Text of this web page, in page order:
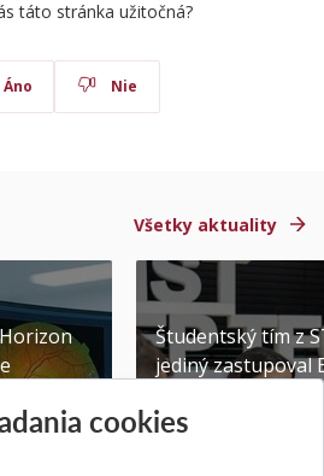
táto stránka užitočná?
Áno Nie
Všetky aktuality
Študentský tím z
jediný zastupoval
Publikované
cookies